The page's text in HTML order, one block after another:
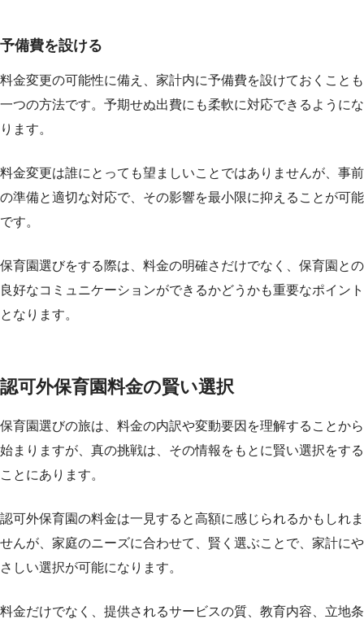
予備費を設ける
料金変更の可能性に備え、家計内に予備費を設けておくことも
一つの方法です。予期せぬ出費にも柔軟に対応できるようにな
ります。
料金変更は誰にとっても望ましいことではありませんが、事前
の準備と適切な対応で、その影響を最小限に抑えることが可能
です。
保育園選びをする際は、料金の明確さだけでなく、保育園との
良好なコミュニケーションができるかどうかも重要なポイント
となります。
認可外保育園料金の賢い選択
保育園選びの旅は、料金の内訳や変動要因を理解することから
始まりますが、真の挑戦は、その情報をもとに賢い選択をする
ことにあります。
認可外保育園の料金は一見すると高額に感じられるかもしれま
せんが、家庭のニーズに合わせて、賢く選ぶことで、家計にや
さしい選択が可能になります。
料金だけでなく、提供されるサービスの質、教育内容、立地条